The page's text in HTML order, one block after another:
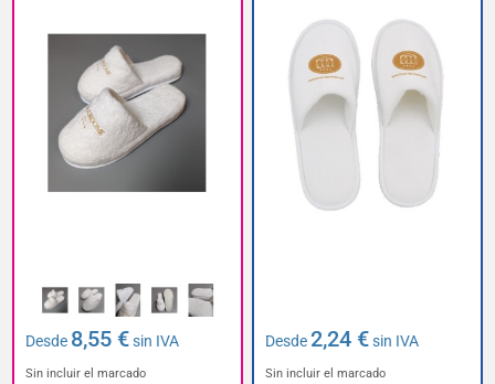
Desde 8,55 €sin IVA
Sin incluir el marcado
Desde2,24 €sin IVA
Sin incluir el marcado